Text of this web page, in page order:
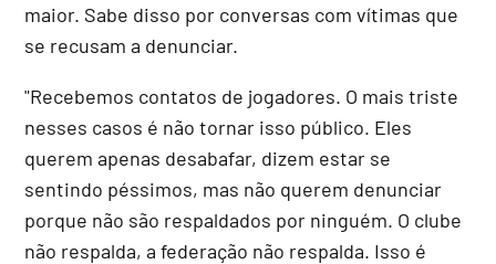
maior. Sabe disso por conversas com vítimas que
se recusam a denunciar.
"Recebemos contatos de jogadores. O mais triste
nesses casos é não tornar isso público. Eles
querem apenas desabafar, dizem estar se
sentindo péssimos, mas não querem denunciar
porque não são respaldados por ninguém. O clube
não respalda, a federação não respalda. Isso é